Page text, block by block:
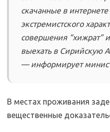
скачанные в
экстремистского
совершения “хижрат”
выехать в Сирийскую
— информирует
В местах проживания
вещественные